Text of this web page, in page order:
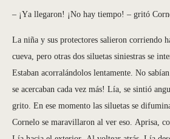
– ¡Ya llegaron! ¡No hay tiempo! – gritó
La niña y sus protectores salieron corriendo
cueva, pero otras dos siluetas siniestras se
Estaban acorralándolos lentamente. No
se acercaban cada vez más! Lía, se sintió
grito. En ese momento las siluetas se
Cornelo se maravillaron al ver eso. Aprisa,